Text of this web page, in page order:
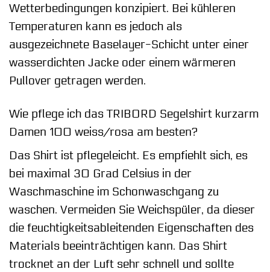
Wetterbedingungen konzipiert. Bei kühleren
Temperaturen kann es jedoch als
ausgezeichnete Baselayer-Schicht unter einer
wasserdichten Jacke oder einem wärmeren
Pullover getragen werden.
Wie pflege ich das TRIBORD Segelshirt kurzarm
Damen 100 weiss/rosa am besten?
Das Shirt ist pflegeleicht. Es empfiehlt sich, es
bei maximal 30 Grad Celsius in der
Waschmaschine im Schonwaschgang zu
waschen. Vermeiden Sie Weichspüler, da dieser
die feuchtigkeitsableitenden Eigenschaften des
Materials beeinträchtigen kann. Das Shirt
trocknet an der Luft sehr schnell und sollte